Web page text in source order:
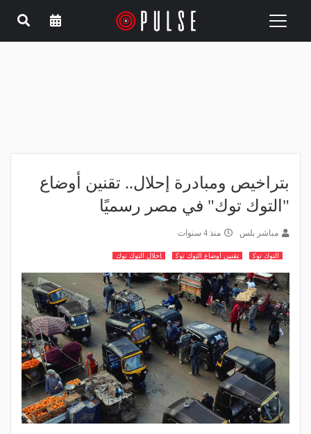
Toggle
بتراخيص ومبادرة إحلال.. تقنين أوضاع
"التوك توك" في مصر رسميًا
مباشر بلس منذ 4 سنوات
التوك توك تقنين اوضاع التوك توك احلال التوك توك